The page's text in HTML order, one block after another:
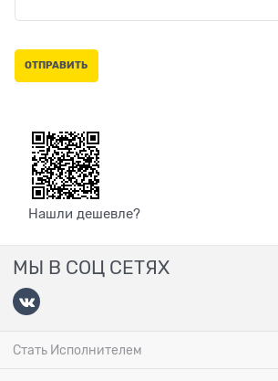
Нашли дешевле?
МЫ В СОЦ СЕТЯХ
Стать Исполнителем